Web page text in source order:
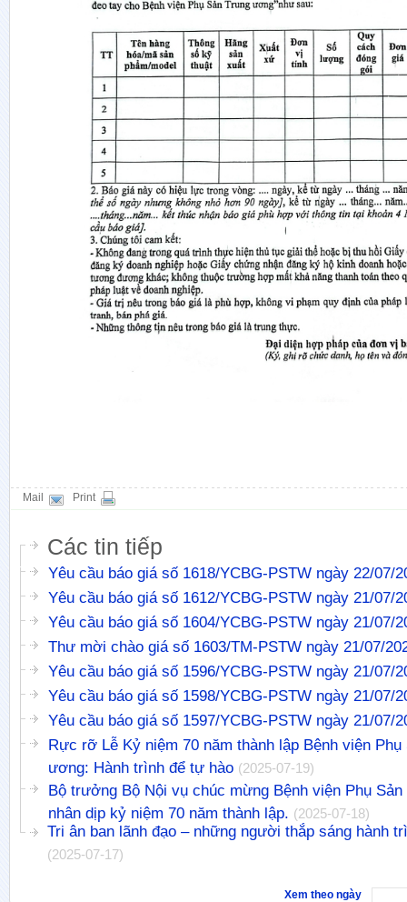
Mail Print
Các tin tiếp
Yêu cầu báo giá số 1618/YCBG-PSTW ngày 22/07/
Yêu cầu báo giá số 1612/YCBG-PSTW ngày 21/07/
Yêu cầu báo giá số 1604/YCBG-PSTW ngày 21/07/
Thư mời chào giá số 1603/TM-PSTW ngày 21/07/
Yêu cầu báo giá số 1596/YCBG-PSTW ngày 21/07/
Yêu cầu báo giá số 1598/YCBG-PSTW ngày 21/07/
Yêu cầu báo giá số 1597/YCBG-PSTW ngày 21/07/
Rực rỡ Lễ Kỷ niệm 70 năm thành lập Bệnh viện Phụ
ương: Hành trình để tự hào (2025-07-19)
Bộ trưởng Bộ Nội vụ chúc mừng Bệnh viện Phụ
nhân dịp kỷ niệm 70 năm thành lập. (2025-07-18)
Tri ân ban lãnh đạo – những người thắp sáng hành
(2025-07-17)
Xem theo ngày